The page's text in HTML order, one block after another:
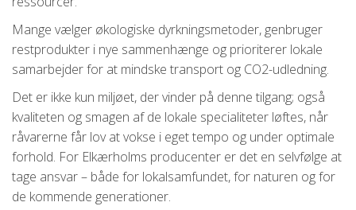
Mange vælger økologiske dyrkningsmetoder, genbruger
restprodukter i nye sammenhænge og prioriterer lokale
samarbejder for at mindske transport og CO2-udledning.
Det er ikke kun miljøet, der vinder på denne tilgang; også
kvaliteten og smagen af de lokale specialiteter løftes, når
råvarerne får lov at vokse i eget tempo og under optimale
forhold. For Elkærholms producenter er det en selvfølge at
tage ansvar – både for lokalsamfundet, for naturen og for
de kommende generationer.